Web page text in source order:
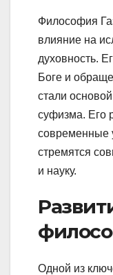
Философия
влияние на
духовность.
Боге и
стали
суфизма. Его
современные
стремятся
и науку.
Одной из